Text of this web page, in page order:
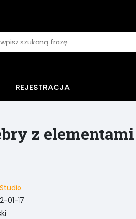
REJESTRACJA
z elementami
Studio
01-17